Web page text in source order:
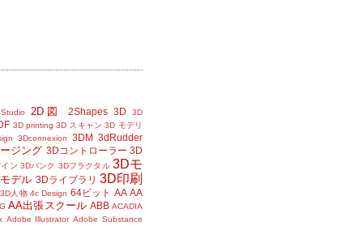
2D図 2Shapes 3D 3D
3D printing 3D スキャン 3D モデリ
3Dconnexion 3DM 3dRudder
ジング 3Dコントローラー 3D
ン 3Dバンク 3Dフラクタル 3Dモ
デル 3Dライブラリ 3D印刷
3D人物 4c Design 64ビット AA AA
AA出張スクール ABB ACADIA
Adobe Illustrator Adobe Substance